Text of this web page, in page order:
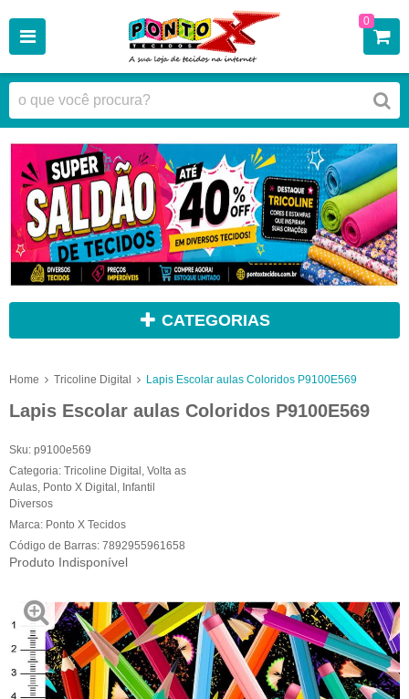
0
CATEGORIAS
Home Tricoline Digital Lapis Escolar aulas Coloridos P9100E569
Lapis Escolar aulas Coloridos P9100E569
Sku: p9100e569
Categoria: Tricoline Digital , Volta as
Aulas, Ponto X Digital , Infantil
Diversos
Marca: Ponto X Tecidos
Código de Barras: 7892955961658
Produto Indisponível